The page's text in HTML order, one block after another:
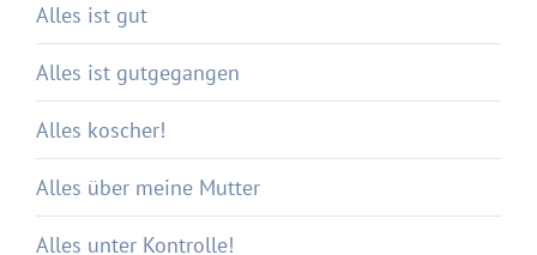
Alles ist gut
Alles ist gutgegangen
Alles koscher!
Alles über meine Mutter
Alles unter Kontrolle!